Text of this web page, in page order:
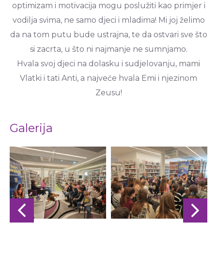
optimizam i motivacija mogu poslužiti kao primjer i
vodilja svima, ne samo djeci i mladima! Mi joj želimo
da na tom putu bude ustrajna, te da ostvari sve što
si zacrta, u što ni najmanje ne sumnjamo.
Hvala svoj djeci na dolasku i sudjelovanju, mami
Vlatki i tati Anti, a najveće hvala Emi i njezinom
Zeusu!
Galerija